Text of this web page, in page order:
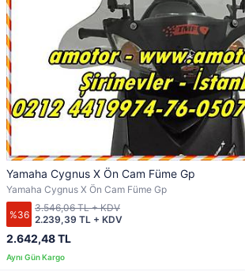
Yamaha Cygnus X Ön Cam Füme Gp
Yamaha Cygnus X Ön Cam Füme Gp
%36
2.642,48 TL
2.239,39 TL + KDV
3.546,06 TL + KDV